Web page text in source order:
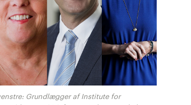
Grundlægger af Institute for